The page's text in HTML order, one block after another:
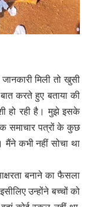
मिली तो खुसी
करते हुए बताया की
हो रही है। मुझे इसके
समाचार पत्रों के कुछ
मैंने कभी नहीं सोचा था
बनाने का फैसला
उन्होंने बच्चों को